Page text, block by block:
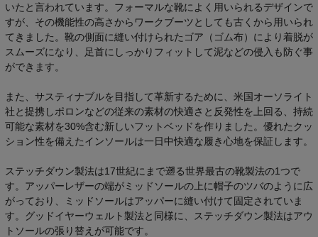
いたと言われています。フォーマルな靴によく用いられるデザインで
すが、その機能性の高さからワークブーツとしても古くから用いられ
てきました。靴の側面に縫い付けられたゴア（ゴム布）により着脱が
スムーズになり、足首にしっかりフィットして泥などの侵入も防ぐ事
ができます。
また、サスティナブルを目指して革新するために、米国オーソライト
社と提携しポロンなどの従来の素材の快適さと反発性を上回る、持続
可能な素材を30%含む新しいフットベッドを作りました。優れたクッ
ション性を備えたインソールは一日中快適な履き心地を保証します。
ステッチダウン製法は17世紀にまで遡る世界最古の靴製法の1つで
す。アッパーレザーの端がミッドソールの上に帽子のツバのように広
がっており、ミッドソールはアッパーに縫い付けて固定されていま
す。グッドイヤーウェルト製法と同様に、ステッチダウン製法はアウ
トソールの張り替えが可能です。